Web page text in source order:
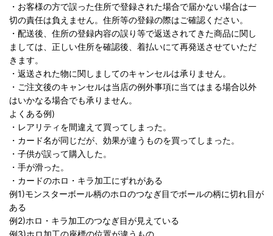
・お客様の方で誤った住所で登録された場合で届かない場合は一
切の責任は負えません。住所等の登録の際はご確認ください。
・配送後、住所の登録内容の誤り等で返送されてきた商品に関し
ましては、正しい住所を確認後、着払いにて再発送させていただ
きます。
・返送された物に関しましてのキャンセルは承りません。
・ご注文後のキャンセルは当店の例外事項に当てはまる場合以外
はいかなる場合でも承りません。
よくある例)
・レアリティを間違えて買ってしまった。
・カード名が同じだが、効果が違うものを買ってしまった。
・子供が誤って購入した。
・手が滑った。
・カードのホロ・キラ加工にずれがある
例1)モンスターボール柄のホロのつなぎ目でボールの柄に切れ目が
ある
例2)ホロ・キラ加工のつなぎ目が見えている
例3)ホロ加工の座標の位置が違うもの